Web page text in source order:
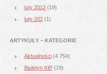
luty 2012 (19)
luty 202 (1)
ARTYKUŁY – KATEGORIE
Aktualności (4 754)
Biuletyn KIP (19)